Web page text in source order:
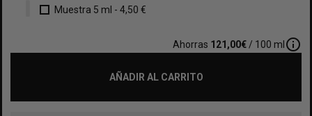
Muestra 5 ml - 4,50 €
Ahorras 121,00€ / 100 mlinfo_outline
AÑADIR AL CARRITO